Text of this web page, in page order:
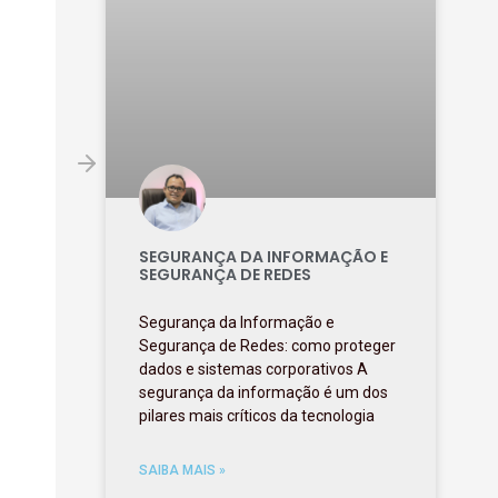
SEGURANÇA DA INFORMAÇÃO E
SEGURANÇA DE REDES
Segurança da Informação e
Segurança de Redes: como proteger
dados e sistemas corporativos A
segurança da informação é um dos
pilares mais críticos da tecnologia
SAIBA MAIS »